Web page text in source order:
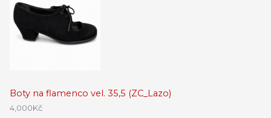
Boty na flamenco vel. 35,5 (ZC_Lazo)
4,000Kč